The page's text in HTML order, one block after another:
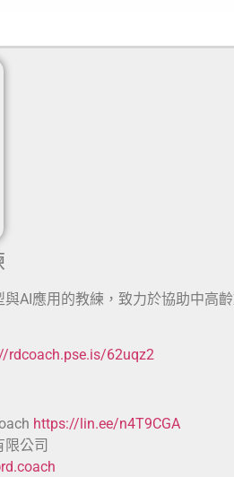
AI應用的教練，致力於協助中高
rdcoach.pse.is/62uqz2
https://lin.ee/n4T9CGA
公司